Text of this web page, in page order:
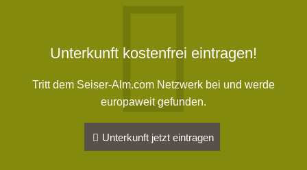
Unterkunft kostenfrei eintragen!
Tritt dem Seiser-Alm.com Netzwerk bei und werde
europaweit gefunden.
Unterkunft jetzt eintragen